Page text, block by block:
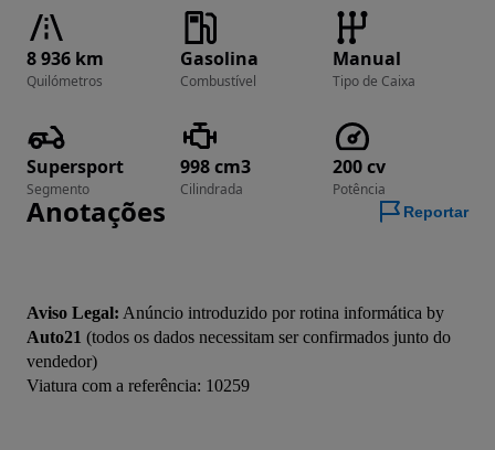
8 936 km
Quilómetros
Gasolina
Combustível
Manual
Tipo de Caixa
Supersport
Segmento
998 cm3
Cilindrada
200 cv
Potência
Anotações Reportar
Aviso Legal:
Auto21 (todos os dados necessitam ser confirmados junto do
vendedor)